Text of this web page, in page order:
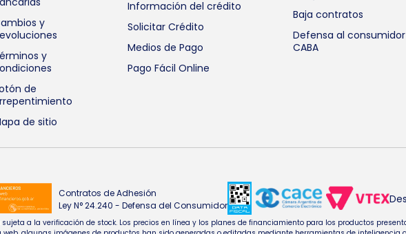
y
y
de
de sitio
Información del crédito
Solicitar Crédito
Medios de Pago
Pago Fácil Online
Baja contratos
Defensa al consumidor
CABA
Contratos de Adhesión
Ley N° 24.240 - Defensa del Consumidor
a la verificación de stock. Los precios en línea y los planes de financiamiento para los productos